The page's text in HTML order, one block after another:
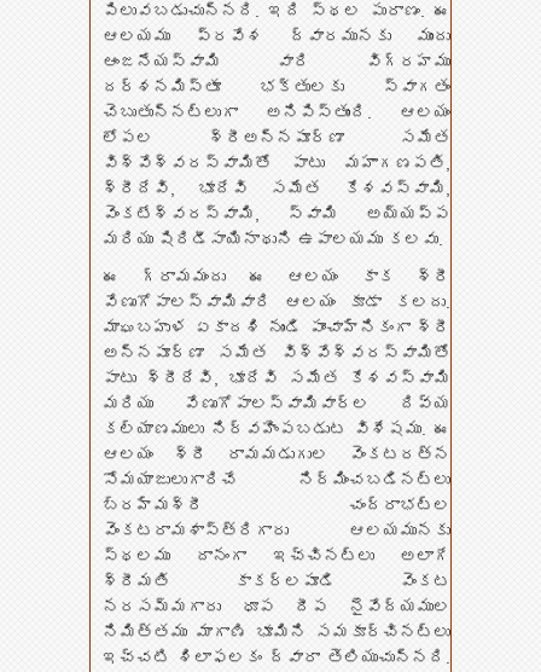
పిలువబడుచున్నది. ఇది స్థల పురాణం. ఈ
ఆలయము ప్రవేశ ద్వారమునకు ముందు
ఆంజనేయస్వామి వారి విగ్రహము
దర్శనమిస్తూ భక్తులకు స్వాగతం
చెబుతున్నట్లుగా అనిపిస్తుంది. ఆలయం
లోపల శ్రీఅన్నపూర్ణా సమేత
విశ్వేశ్వరస్వామితో పాటు మహాగణపతి,
శ్రీదేవి, భూదేవి సమేత కేశవస్వామి,
వెంకటేశ్వరస్వామి, స్వామి అయ్యప్ప
మరియు షిరిడీసాయినాథుని ఉపాలయము కలవు.
ఈ గ్రామమందు ఈ ఆలయం కాక శ్రీ
వేణుగోపాలస్వామివారి ఆలయం కూడా కలదు.
మాఘబహుళ ఏకాదశి నుండి పాంచాహ్నికంగా శ్రీ
అన్నపూర్ణా సమేత విశ్వేశ్వరస్వామితో
పాటు శ్రీదేవి, భూదేవి సమేత కేశవస్వామి
మరియు వేణుగోపాలస్వామివార్ల దివ్య
కల్యాణములు నిర్వహింపబడుట విశేషము. ఈ
ఆలయం శ్రీ రామమడుగుల వెంకటరత్న
సోమయాజులుగారిచే నిర్మించబడినట్లు
బ్రహ్మశ్రీ చంద్రాభట్ల
వెంకటరామశాస్త్రిగారు ఆలయమునకు
స్థలము దానంగా ఇచ్చినట్లు అలాగే
శ్రీమతి కాకర్లపూడి వెంకట
నరసమ్మగారు ధూప దీప నైవేద్యముల
నిమిత్తము మాగాణి భూమిని సమకూర్చినట్లు
ఇచ్చటి శిలాఫలకం ద్వారా తెలియుచున్నది.